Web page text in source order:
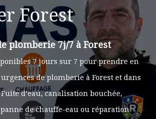
Forest
plomberie 7j/7 à Forest
7 jours sur 7 pour prendre en
de plomberie à Forest et dans
d’eau, canalisation bouchée,
de chauffe-eau ou réparation